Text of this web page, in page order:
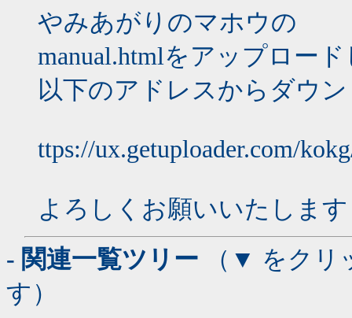
やみあがりのマホウの
manual.htmlをアップロー
以下のアドレスからダウ
ttps://ux.getuploader.com/
よろしくお願いいたします
- 関連一覧ツリー （▼ をクリ
す）